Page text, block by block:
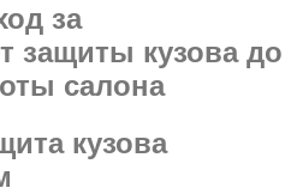
за
защиты кузова до
салона
кузова